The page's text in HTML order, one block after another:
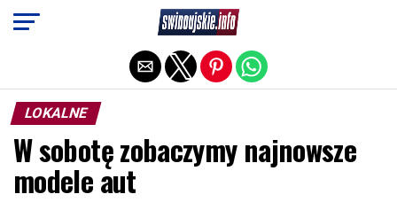
LOKALNE
W sobotę zobaczymy najnowsze
modele aut
Exit mobile version